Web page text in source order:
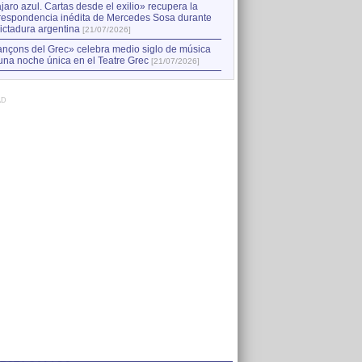
azul. Cartas desde el exilio» recupera la
inédita de Mercedes Sosa durante
argentina [21/07/2026]
del Grec» celebra medio siglo de música
noche única en el Teatre Grec [21/07/2026]